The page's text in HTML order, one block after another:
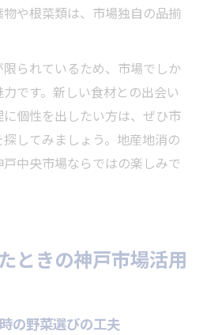
や根菜類は、市場独自の品揃
られているため、市場でしか
です。新しい食材との出会い
個性を出したい方は、ぜひ市
してみましょう。地産地消の
中央市場ならではの楽しみで
ときの神戸市場活用
の野菜選びの工夫